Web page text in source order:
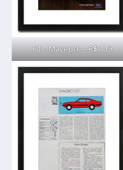
P1 – Maverick – R$ 119